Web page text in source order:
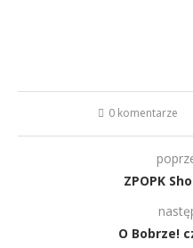
0 komentarze
ZPOPK
O Bobrze!